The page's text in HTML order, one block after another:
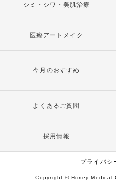
シミ・シワ・美肌治療
医療アートメイク
今月のおすすめ
よくあるご質問
採用情報
プライバシ
Copyright © Himeji Medical